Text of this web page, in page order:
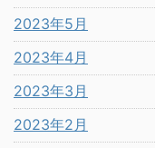
2023年5月
2023年4月
2023年3月
2023年2月